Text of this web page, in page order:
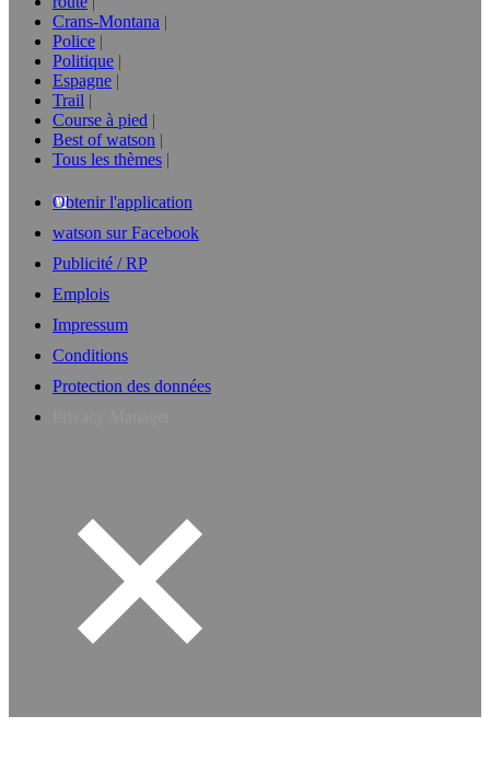
Crans-Montana
Police
Politique
Espagne
Trail
Course à pied
Best of watson
Tous les thèmes
Obtenir l'application
watson sur Facebook
Publicité / RP
Emplois
Impressum
Conditions
Protection des données